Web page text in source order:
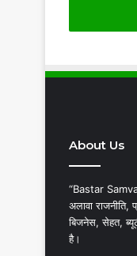
About Us
“Bastar
अलावा
बिजनेस, सेहत,
है।